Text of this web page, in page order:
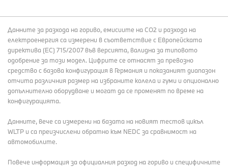
Данните за разхода на гориво, емисиите на СО2 и разхода на
електроенергия са измерени в съответствие с Европейската
директива (EC) 715/2007 във версията, валидна за типовото
одобрение за този модел. Цифрите се отнасят за превозно
средство с базова конфигурация в Германия и показаният диапазон
отчита различния размер на избраните колела и гуми и опционално
допълнително оборудване и могат да се променят по време на
конфигурацията.
Данните, вече са измерени на базата на новият тестов цикъл
WLTP и са преизчислени обратно към NEDC за сравнимост на
автомобилите.
Повече информация за официалния разход на гориво и специфичните